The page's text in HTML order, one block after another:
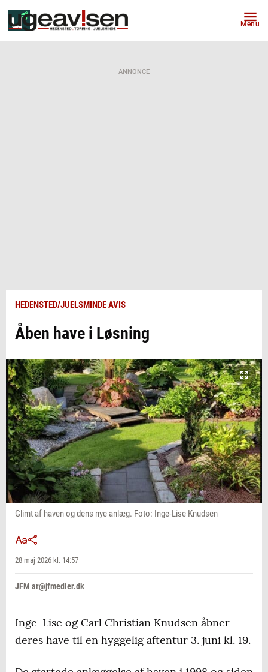
Menu
ANNONCE
HEDENSTED/JUELSMINDE AVIS
Åben have i Løsning
Glimt af haven og dens nye anlæg. Foto: Inge-Lise Knudsen
28 maj 2026 kl. 14:57
JFM ar@jfmedier.dk
Inge-Lise og Carl Christian Knudsen åbner
deres have til en hyggelig aftentur 3. juni kl. 19.